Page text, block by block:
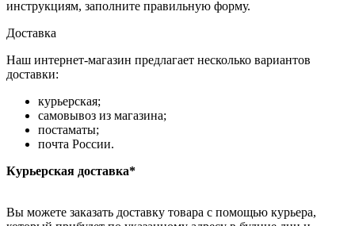
инструкциям, заполните правильную форму.
Доставка
Наш интернет-магазин предлагает несколько вариантов
доставки:
курьерская;
самовывоз из магазина;
постаматы;
почта России.
Курьерская доставка*
Вы можете заказать доставку товара с помощью курьера,